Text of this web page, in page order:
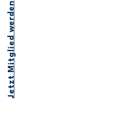
Jetzt Mitglied werden